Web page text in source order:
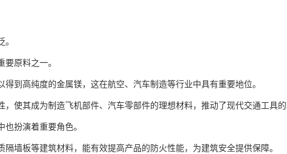
原料之一。
得到高纯度的金属镁，这在航空、汽车制造等行业中具有重要地位。
，使其成为制造飞机部件、汽车零部件的理想材料，推动了现代交通工具的
也扮演着重要角色。
隔墙板等建筑材料，能有效提高产品的防火性能，为建筑安全提供保障。